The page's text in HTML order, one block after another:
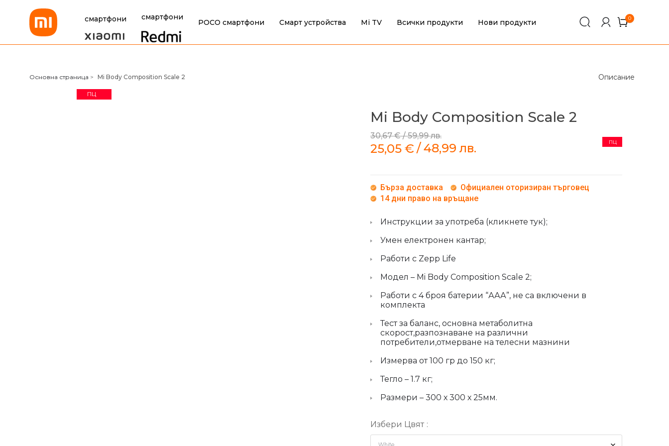
смартфони смартфони
POCO смартфони Смарт устройства Mi TV Всички продукти Нови продукти 0
Xiaomi Bulgaria
Основна страница > Mi Body Composition Scale 2 Описание
ПЦ
Mi Body Composition Scale 2
ПЦ
30,67€/59,99лв.
25,05 € /48,99 лв.
Бърза доставка
Официален оторизиран търговец
14 дни право на връщане
Инструкции за употреба (кликнете тук);
Умен електронен кантар;
Работи с Zepp Life
Модел – Mi Body Composition Scale 2;
Работи с 4 броя батерии “ААА”, не са включени в
комплекта
Тест за баланс, основна метаболитна
скорост,разпознаване на различни
потребители,отмерване на телесни мазнини
Измерва от 100 гр до 150 кг;
Тегло – 1.7 кг;
Размери – 300 х 300 х 25мм.
Избери Цвят